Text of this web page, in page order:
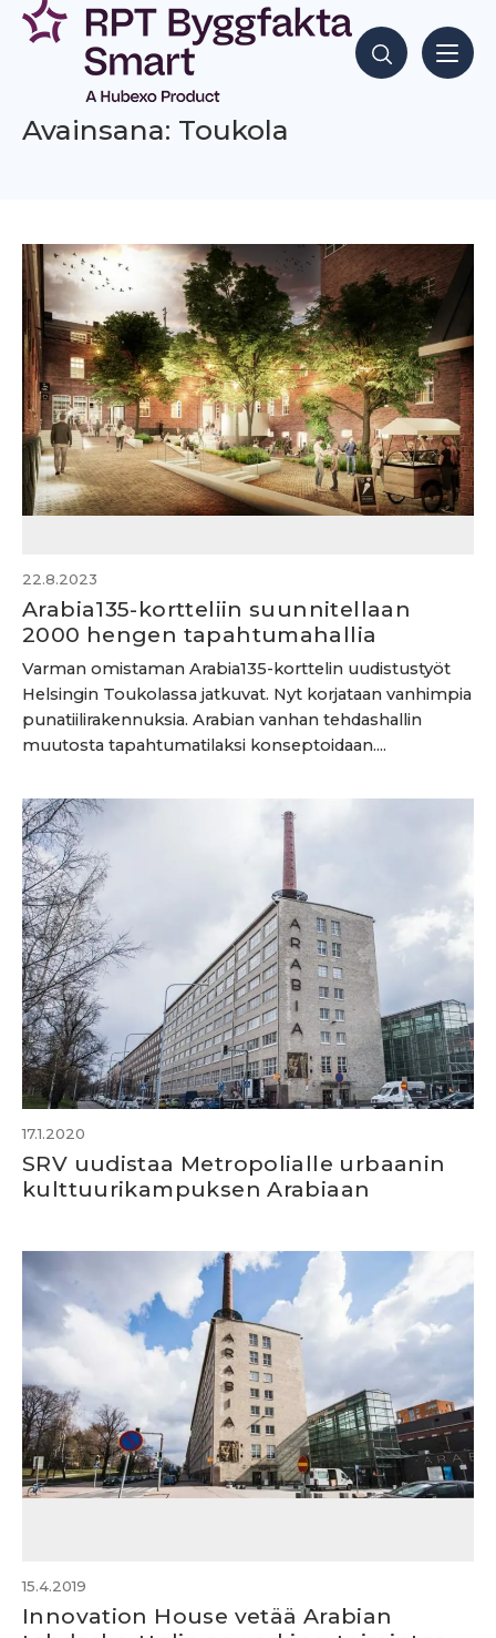
Siirry
sisältöön
Hae sisältöjä
Avainsana: Toukola
22.8.2023
Arabia135-kortteliin suunnitellaan
2000 hengen tapahtumahallia
Varman omistaman Arabia135-korttelin uudistustyöt
Helsingin Toukolassa jatkuvat. Nyt korjataan vanhimpia
punatiilirakennuksia. Arabian vanhan tehdashallin
muutosta tapahtumatilaksi konseptoidaan....
17.1.2020
SRV uudistaa Metropolialle urbaanin
kulttuurikampuksen Arabiaan
15.4.2019
Innovation House vetää Arabian